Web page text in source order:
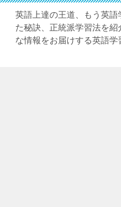
英語上達の王道、もう英
た秘訣、正統派学習法を
な情報をお届けする英語学